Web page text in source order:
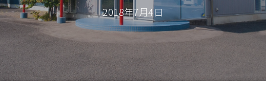
2018年7月4日